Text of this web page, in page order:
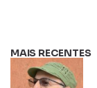
MAIS RECENTES